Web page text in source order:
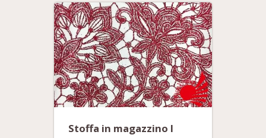
Stoffa in magazzino I